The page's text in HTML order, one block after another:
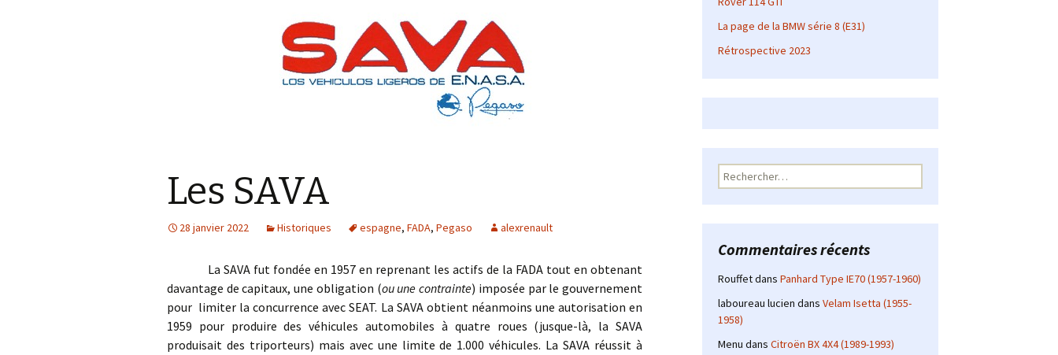
Les SAVA
28 janvier 2022 Historiques espagne, FADA, Pegaso alexrenault
La SAVA fut fondée en 1957 en reprenant les actifs de la FADA tout en obtenant
davantage de capitaux, une obligation (ou une contrainte) imposée par le gouvernement
pour limiter la concurrence avec SEAT. La SAVA obtient néanmoins une autorisation en
1959 pour produire des véhicules automobiles à quatre roues (jusque-là, la SAVA
produisait des triporteurs) mais avec une limite de 1.000 véhicules. La SAVA réussit à
La page de la BMW série 8 (E31)
Rétrospective 2023
Rechercher :
Commentaires récents
Rouffetdans Panhard Type IE70 (1957-1960)
laboureau lucien dans Velam Isetta (1955-
1958)
Menu dans Citroën BX 4X4 (1989-1993)